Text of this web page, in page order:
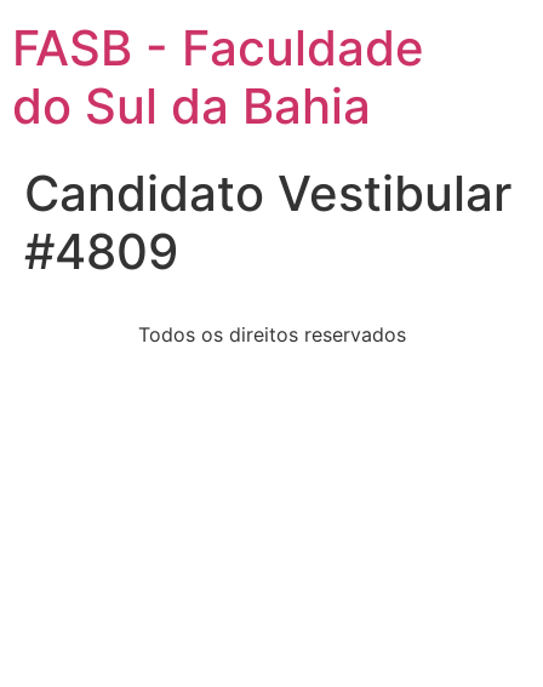
FASB - Faculdade
do Sul da Bahia
Candidato Vestibular
#4809
Todos os direitos reservados